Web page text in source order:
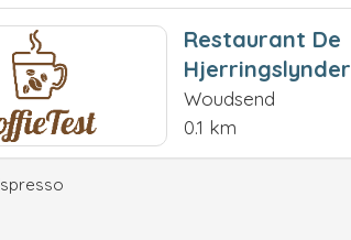
Restaurant De
Hjerringslynder
Woudsend
0.1 km